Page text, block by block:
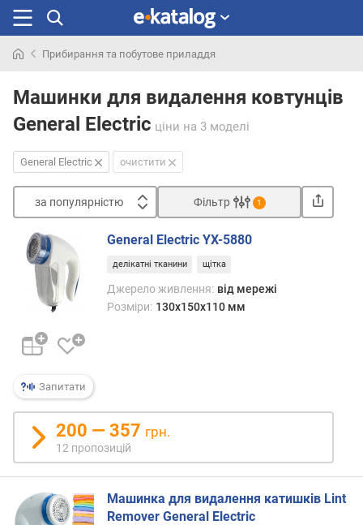
раніше
Прибирання та побутове приладдя
Машинки для видалення ковтунців
General Electric ціни на 3 моделі
General Electric очистити
за популярністю
з
а
о
у
л
р
н
с
в
Фільтр 1
Запитати
General Electric YX-5880
делікатні тканини щітка
Джерело живлення: від мережі
Розміри: 130x150x110 мм
200 — 357 грн.
12 пропозицій
Машинка для видалення катишків Lint
Remover General Electric